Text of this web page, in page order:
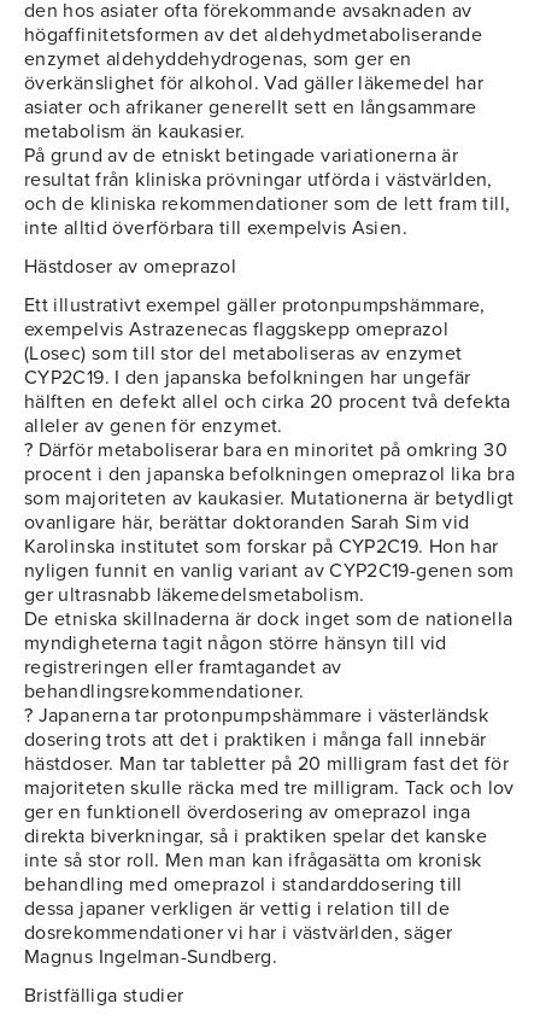
den hos asiater ofta förekommande avsaknaden av
högaffinitetsformen av det aldehydmetaboliserande
enzymet aldehyddehydrogenas, som ger en
överkänslighet för alkohol. Vad gäller läkemedel har
asiater och afrikaner generellt sett en långsammare
metabolism än kaukasier.
På grund av de etniskt betingade variationerna är
resultat från kliniska prövningar utförda i västvärlden,
och de kliniska rekommendationer som de lett fram till,
inte alltid överförbara till exempelvis Asien.
Hästdoser av omeprazol
Ett illustrativt exempel gäller protonpumpshämmare,
exempelvis Astrazenecas flaggskepp omeprazol
(Losec) som till stor del metaboliseras av enzymet
CYP2C19. I den japanska befolkningen har ungefär
hälften en defekt allel och cirka 20 procent två defekta
alleler av genen för enzymet.
? Därför metaboliserar bara en minoritet på omkring 30
procent i den japanska befolkningen omeprazol lika bra
som majoriteten av kaukasier. Mutationerna är betydligt
ovanligare här, berättar doktoranden Sarah Sim vid
Karolinska institutet som forskar på CYP2C19. Hon har
nyligen funnit en vanlig variant av CYP2C19-genen som
ger ultrasnabb läkemedelsmetabolism.
De etniska skillnaderna är dock inget som de nationella
myndigheterna tagit någon större hänsyn till vid
registreringen eller framtagandet av
behandlingsrekommendationer.
? Japanerna tar protonpumpshämmare i västerländsk
dosering trots att det i praktiken i många fall innebär
hästdoser. Man tar tabletter på 20 milligram fast det för
majoriteten skulle räcka med tre milligram. Tack och lov
ger en funktionell överdosering av omeprazol inga
direkta biverkningar, så i praktiken spelar det kanske
inte så stor roll. Men man kan ifrågasätta om kronisk
behandling med omeprazol i standarddosering till
dessa japaner verkligen är vettig i relation till de
dosrekommendationer vi har i västvärlden, säger
Magnus Ingelman-Sundberg.
Bristfälliga studier